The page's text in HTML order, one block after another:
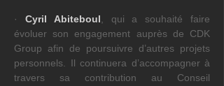
· Cyril Abiteboul , qui a souhaité faire
évoluer son engagement auprès de CDK
Group afin de poursuivre d’autres projets
personnels. Il continuera d’accompagner à
travers sa contribution au Conseil